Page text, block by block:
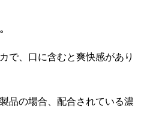
で、口に含むと爽快感があり
品の場合、配合されている濃